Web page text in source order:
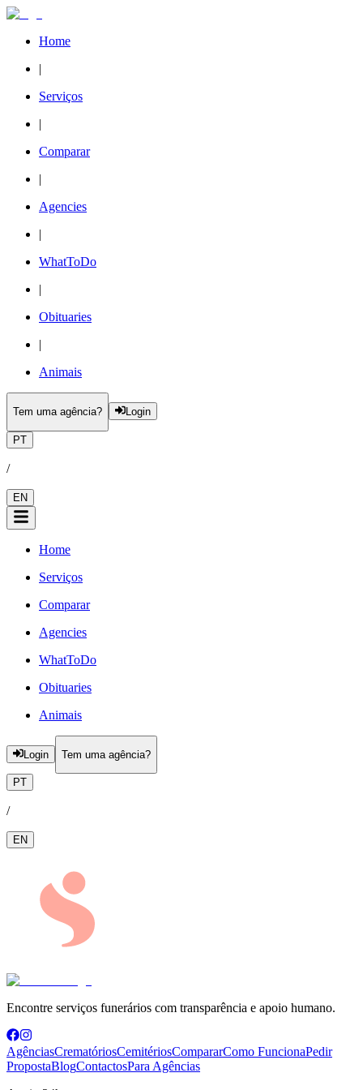
Home
|
Serviços
|
Comparar
|
Agencies
|
WhatToDo
|
Obituaries
|
Animais
Tem uma agência? Login
PT
/
EN
Home
Serviços
Comparar
Agencies
WhatToDo
Obituaries
Animais
Login Tem uma agência?
PT
/
EN
Encontre serviços funerários com transparência e apoio humano.
AgênciasCrematóriosCemitériosCompararComo FuncionaPedir
PropostaBlogContactosPara Agências